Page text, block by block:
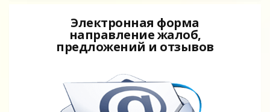
Электронная форма
направление жалоб,
предложений и отзывов